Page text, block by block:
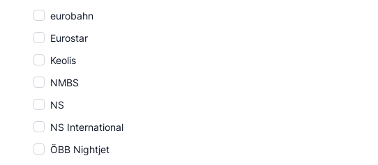
eurobahn
Eurostar
Keolis
NMBS
NS
NS International
ÖBB Nightjet